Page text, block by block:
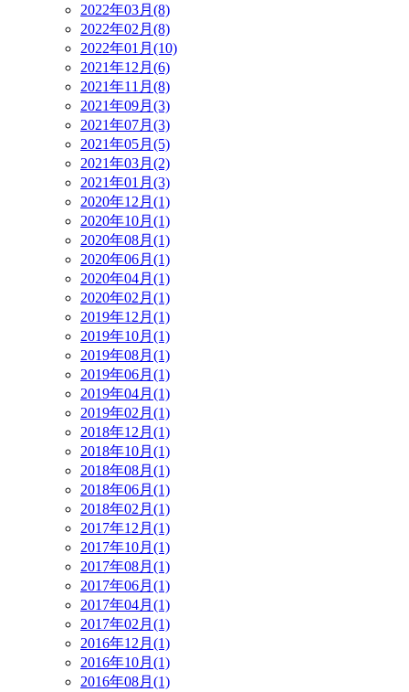
2022年03月(8)
2022年02月(8)
2022年01月(10)
2021年12月(6)
2021年11月(8)
2021年09月(3)
2021年07月(3)
2021年05月(5)
2021年03月(2)
2021年01月(3)
2020年12月(1)
2020年10月(1)
2020年08月(1)
2020年06月(1)
2020年04月(1)
2020年02月(1)
2019年12月(1)
2019年10月(1)
2019年08月(1)
2019年06月(1)
2019年04月(1)
2019年02月(1)
2018年12月(1)
2018年10月(1)
2018年08月(1)
2018年06月(1)
2018年02月(1)
2017年12月(1)
2017年10月(1)
2017年08月(1)
2017年06月(1)
2017年04月(1)
2017年02月(1)
2016年12月(1)
2016年10月(1)
2016年08月(1)